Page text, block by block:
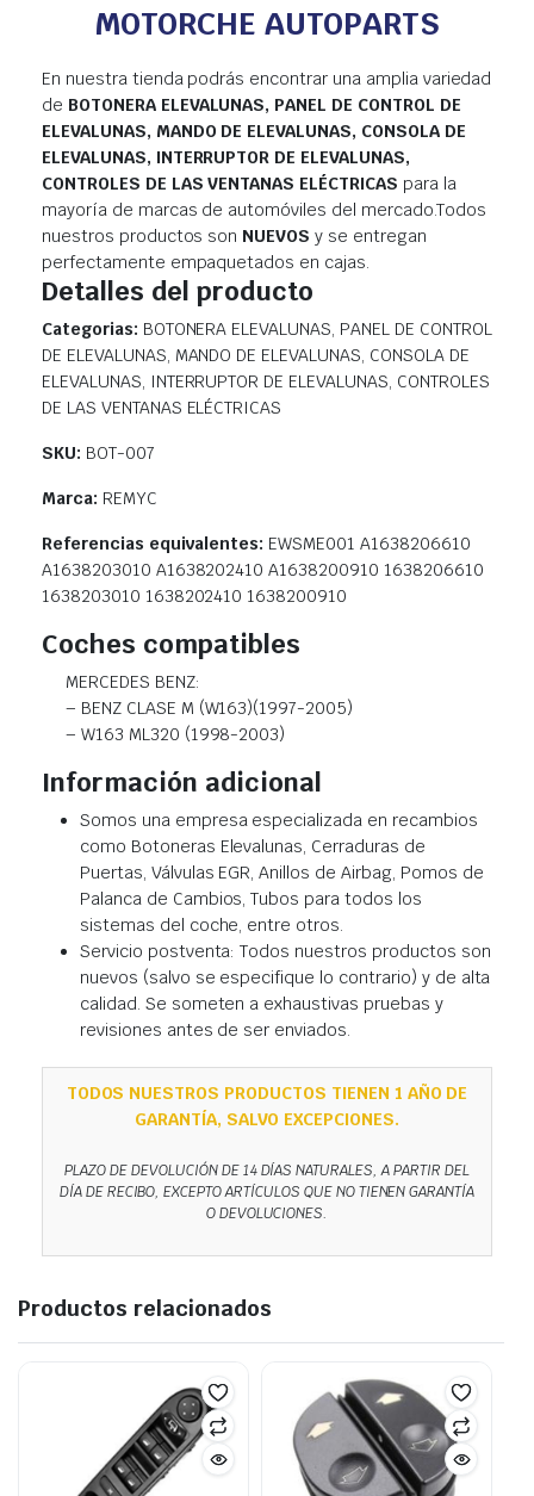
MOTORCHE AUTOPARTS
En nuestra tienda podrás encontrar una amplia variedad
de BOTONERA ELEVALUNAS, PANEL DE CONTROL DE
ELEVALUNAS, MANDO DE ELEVALUNAS, CONSOLA DE
ELEVALUNAS, INTERRUPTOR DE ELEVALUNAS,
CONTROLES DE LAS VENTANAS ELÉCTRICAS para la
mayoría de marcas de automóviles del mercado.Todos
nuestros productos son NUEVOS y se entregan
perfectamente empaquetados en cajas.
Detalles del producto
Categorias: BOTONERA ELEVALUNAS, PANEL DE CONTROL
DE ELEVALUNAS, MANDO DE ELEVALUNAS, CONSOLA DE
ELEVALUNAS, INTERRUPTOR DE ELEVALUNAS, CONTROLES
DE LAS VENTANAS ELÉCTRICAS
SKU: BOT-007
Marca: REMYC
Referencias equivalentes: EWSME001 A1638206610
A1638203010 A1638202410 A1638200910 1638206610
1638203010 1638202410 1638200910
Coches compatibles
MERCEDES BENZ:
– BENZ CLASE M (W163)(1997-2005)
– W163 ML320 (1998-2003)
Información adicional
Somos una empresa especializada en recambios
como Botoneras Elevalunas, Cerraduras de
Puertas, Válvulas EGR, Anillos de Airbag, Pomos de
Palanca de Cambios, Tubos para todos los
sistemas del coche, entre otros.
Servicio postventa: Todos nuestros productos son
nuevos (salvo se especifique lo contrario) y de alta
calidad. Se someten a exhaustivas pruebas y
revisiones antes de ser enviados.
TODOS NUESTROS PRODUCTOS TIENEN 1 AÑO DE
GARANTÍA, SALVO EXCEPCIONES.
PLAZO DE DEVOLUCIÓN DE 14 DÍAS NATURALES, A PARTIR DEL
DÍA DE RECIBO, EXCEPTO ARTÍCULOS QUE NO TIENEN GARANTÍA
O DEVOLUCIONES.
Productos relacionados